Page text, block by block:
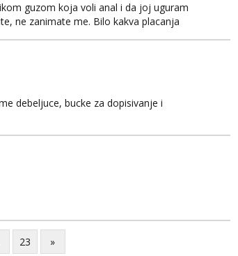
guzom koja voli anal i da joj uguram
ne zanimate me. Bilo kakva placanja
debeljuce, bucke za dopisivanje i
23 »